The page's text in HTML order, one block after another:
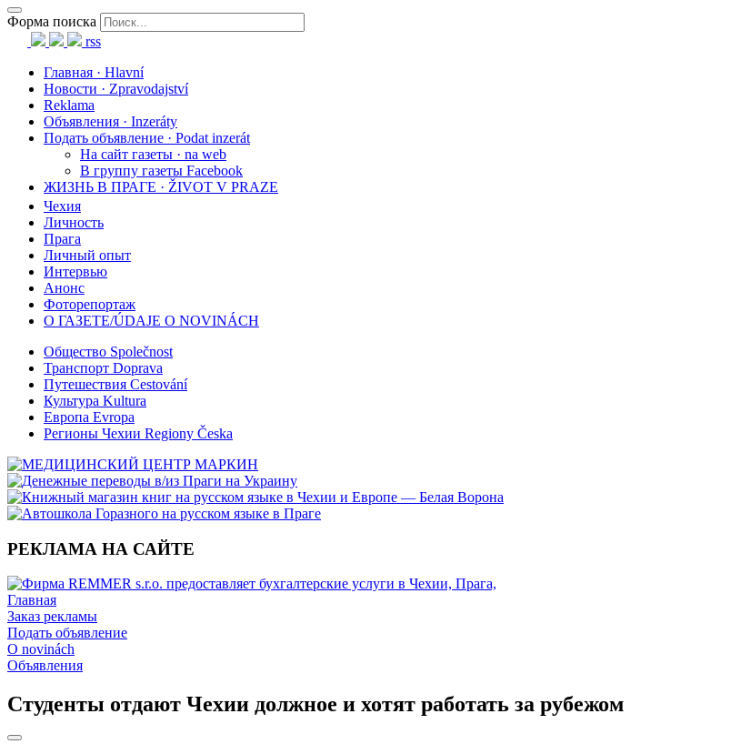
Форма поиска
rss
Главная · Hlavní
Новости · Zpravodajství
Reklama
Объявления · Inzeráty
Подать объявление · Podat inzerát
На сайт газеты · na web
В группу газеты Facebook
ЖИЗНЬ В ПРАГЕ · ŽIVOT V PRAZE
Чехия
Личность
Прага
Личный опыт
Интервью
Анонс
Фоторепортаж
О ГАЗЕТЕ/ÚDAJE O NOVINÁCH
Общество Společnost
Транспорт Doprava
Путешествия Cestování
Культура Kultura
Европа Evropa
Регионы Чехии Regiony Česka
РЕКЛАМА НА САЙТЕ
Главная
Заказ рекламы
Подать объявление
O novinách
Объявления
Студенты отдают Чехии должное и хотят работать за рубежом